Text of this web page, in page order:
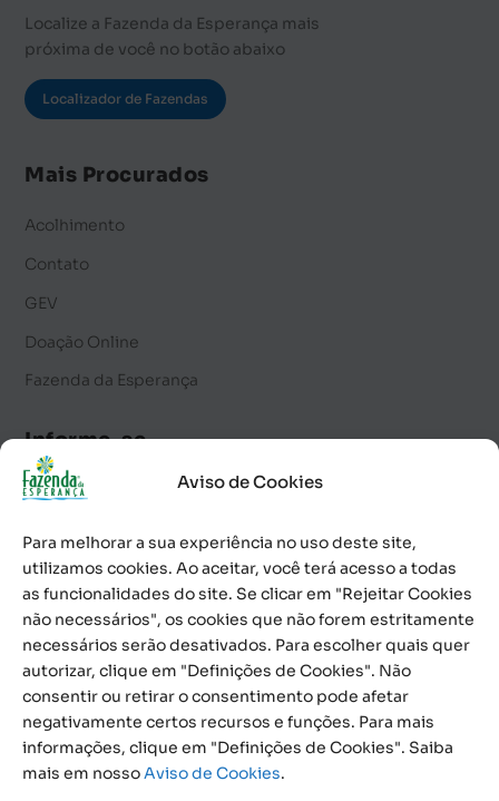
Aviso de Cookies
Para melhorar a sua experiência no uso deste site,
utilizamos cookies. Ao aceitar, você terá acesso a todas
as funcionalidades do site. Se clicar em "Rejeitar Cookies
não necessários", os cookies que não forem estritamente
necessários serão desativados. Para escolher quais quer
autorizar, clique em "Definições de Cookies". Não
consentir ou retirar o consentimento pode afetar
negativamente certos recursos e funções. Para mais
informações, clique em "Definições de Cookies". Saiba
mais em nossoAviso de Cookies.
Localize a Fazenda da Esperança mais
próxima de você no botão abaixo
Localizador de Fazendas
Mais Procurados
Acolhimento
Contato
GEV
Doação Online
Fazenda da Esperança
Informe-se
Notícias
Calendário de Eventos
Informativo
Contato
0800 591 1100
Social